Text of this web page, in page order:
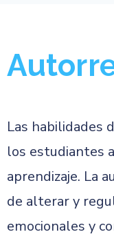
Las habilidades
los estudiantes
aprendizaje. La
de alterar y
emocionales y